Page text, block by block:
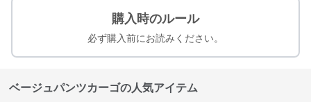
購入時のルール
必ず購入前にお読みください。
ベージュパンツカーゴの人気アイテム